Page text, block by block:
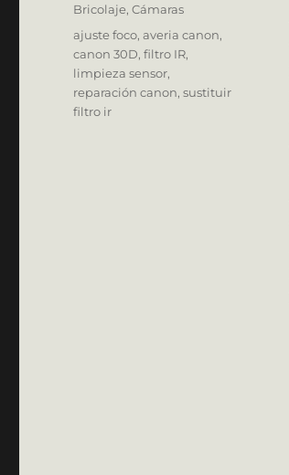
Bricolaje,Cámaras
Etiquetas
ajuste foco,averia canon,
canon 30D,filtro IR,
limpieza sensor,
reparación canon,sustituir
filtro ir